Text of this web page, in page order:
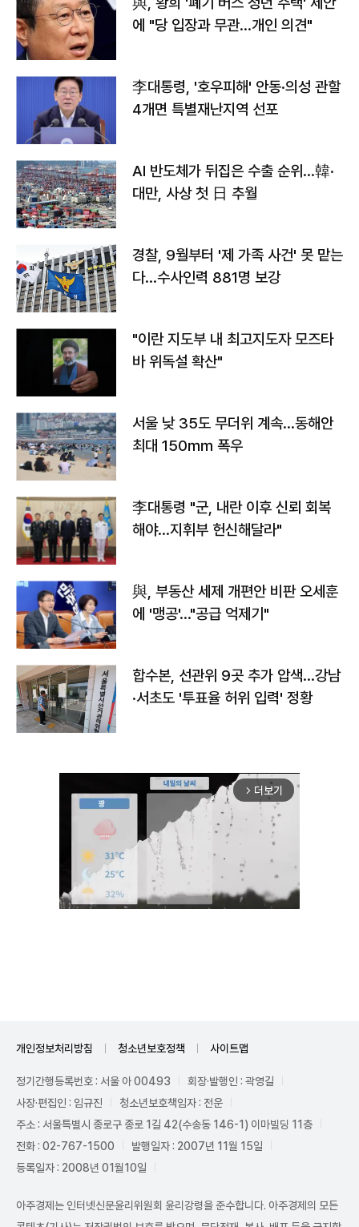
에 "당 입장과 무관…개인 의견"
李대통령, '호우피해' 안동·의성 관할
4개면 특별재난지역 선포
AI 반도체가 뒤집은 수출 순위…韓·
대만, 사상 첫 日 추월
경찰, 9월부터 '제 가족 사건' 못 맡는
다…수사인력 881명 보강
"이란 지도부 내 최고지도자 모즈타
바 위독설 확산"
서울 낮 35도 무더위 계속…동해안
최대 150㎜ 폭우
李대통령 "군, 내란 이후 신뢰 회복
해야…지휘부 헌신해달라"
與, 부동산 세제 개편안 비판 오세훈
에 '맹공'…"공급 억제기"
합수본, 선관위 9곳 추가 압색…강남
·서초도 '투표율 허위 입력' 정황
arrow_forward_ios 더보기
개인정보처리방침 청소년보호정책 사이트맵
정기간행등록번호 : 서울 아 00493
회장·발행인 : 곽영길
사장·편집인 : 임규진
청소년보호책임자 : 전운
주소 : 서울특별시 종로구 종로 1길 42(수송동 146-1) 이마빌딩 11층
전화 : 02-767-1500
발행일자 : 2007년 11월 15일
등록일자 : 2008년 01월10일
아주경제는 인터넷신문윤리위원회 윤리강령을 준수합니다. 아주경제의 모든